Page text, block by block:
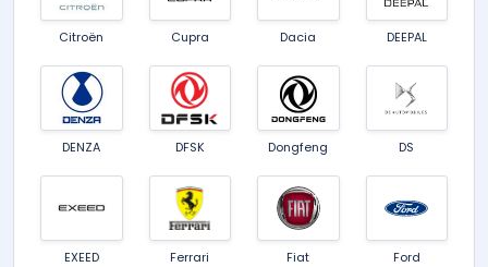
Citroën Cupra Dacia DEEPAL
DENZA DFSK Dongfeng DS
EXEED Ferrari Fiat Ford